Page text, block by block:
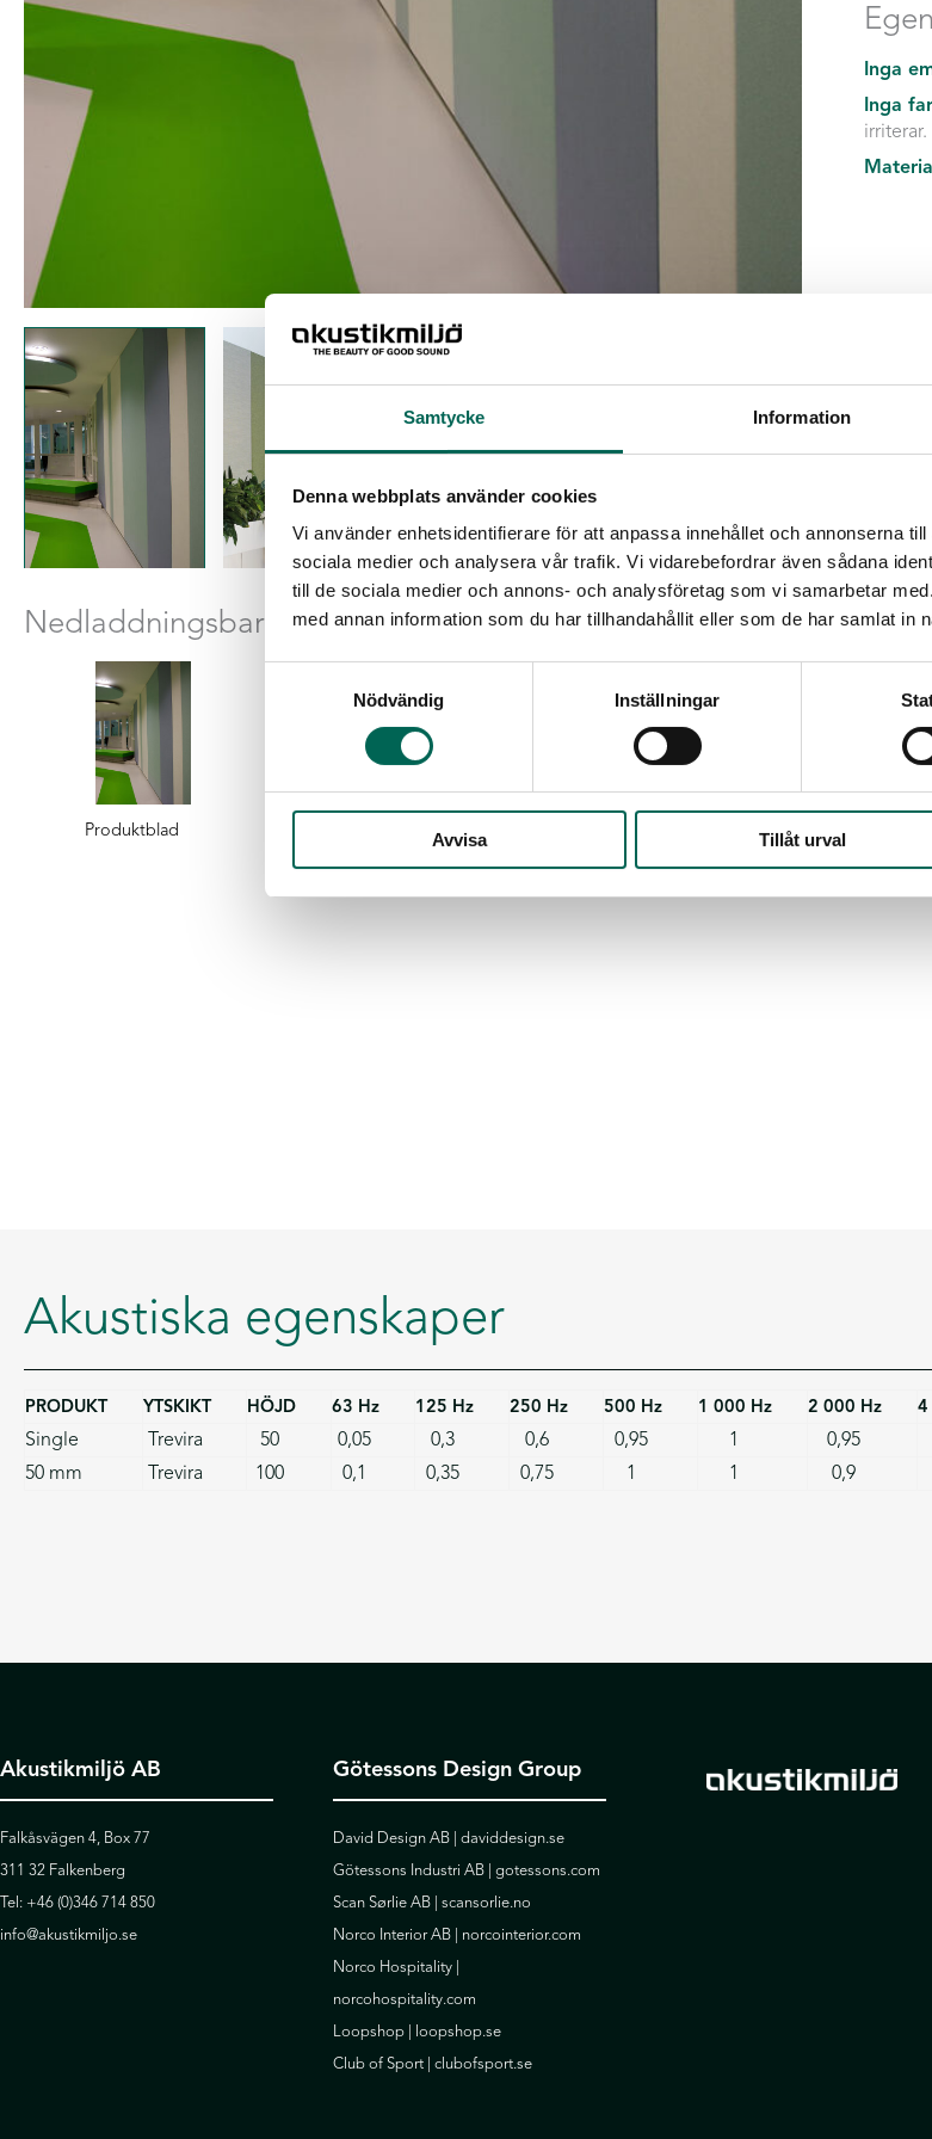
Samtycke Information
Denna webbplats använder cookies
Vi använder enhetsidentifierare för att anpassa innehållet och annonserna
sociala medier och analysera vår trafik. Vi vidarebefordrar även sådana
till de sociala medier och annons- och analysföretag som vi samarbetar
med annan information som du har tillhandahållit eller som de har samlat in
Nödvändig
Inställningar
Avvisa Tillåt urval
Inga
Inga
irriterar.
Nedladdningsbara filer
Produktblad
Akustiska egenskaper
PRODUKT YTSKIKT HÖJD 63 Hz 125 Hz 250 Hz 500 Hz 1 000 Hz 2 000 Hz 4
Single Trevira 50 0,05 0,3 0,6 0,95 1 0,95
50 mm
Trevira 100 0,1 0,35 0,75 1 1 0,9
Akustikmiljö AB
Falkåsvägen 4, Box 77
311 32 Falkenberg
Tel: +46 (0)346 714 850
info@akustikmiljo.se
Götessons Design Group
David Design AB | daviddesign.se
Götessons Industri AB | gotessons.com
Scan Sørlie AB | scansorlie.no
Norco Interior AB | norcointerior.com
Norco Hospitality |
norcohospitality.com
Loopshop |
loopshop.se
Club of Sport | clubofsport.se